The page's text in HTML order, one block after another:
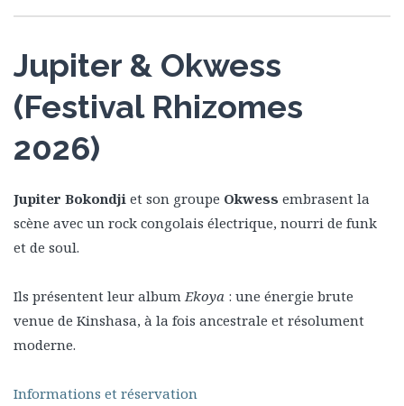
Jupiter & Okwess
(Festival Rhizomes
2026)
Jupiter Bokondji et son groupe Okwess embrasent la
scène avec un rock congolais électrique, nourri de funk
et de soul.
Ils présentent leur albumEkoya : une énergie brute
venue de Kinshasa, à la fois ancestrale et résolument
moderne.
Informations et réservation